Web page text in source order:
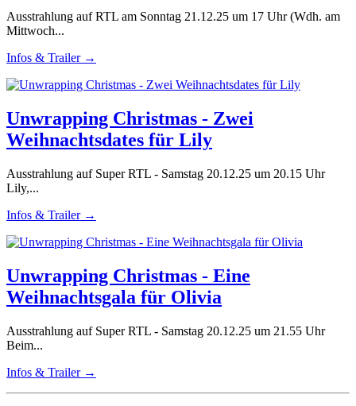
Ausstrahlung auf RTL am Sonntag 21.12.25 um 17 Uhr (Wdh. am
Mittwoch...
Infos & Trailer →
Unwrapping Christmas - Zwei
Weihnachtsdates für Lily
Ausstrahlung auf Super RTL - Samstag 20.12.25 um 20.15 Uhr
Lily,...
Infos & Trailer →
Unwrapping Christmas - Eine
Weihnachtsgala für Olivia
Ausstrahlung auf Super RTL - Samstag 20.12.25 um 21.55 Uhr
Beim...
Infos & Trailer →